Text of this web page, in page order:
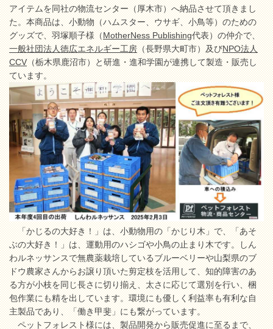
アイテムを同社の物流センター（厚木市）へ納品させて頂きまし
た。本商品は、小動物（ハムスター、ウサギ、小鳥等）のための
グッズで、羽塚順子様（MotherNess Publishing代表）の仲介で、
一般社団法人徳広エネルギー工房（長野県大町市）及びNPO法人
CCV（栃木県鹿沼市）と研進・進和学園が連携して製造・販売し
ています。
「かじるの大好き！」は、小動物用の「かじり木」で、「あそ
ぶの大好き！」は、運動用のハシゴや小鳥の止まり木です。しん
わルネッサンスで無農薬栽培しているブルーベリーや山梨県のブ
ドウ農家さんからお譲り頂いた剪定枝を活用して、知的障害のあ
る方が小枝を同じ長さに切り揃え、太さに応じて選別を行い、梱
包作業にも精を出しています。環境にも優しく利益率も有利な自
主製品であり、「働き甲斐」にも繋がっています。
ペットフォレスト様には、製品開発から販売促進に至るまで、